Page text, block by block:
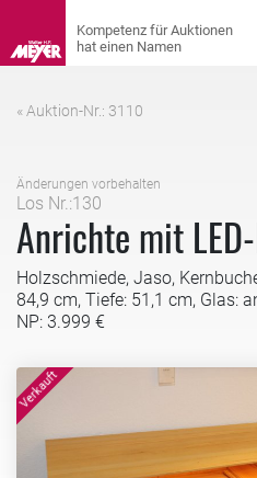
« Auktion-Nr.: 3110
Änderungen vorbehalten
Los Nr.:130
Anrichte mit
Holzschmiede, Jaso,
84,9 cm, Tiefe: 51,1 cm, Glas:
NP: 3.999 €